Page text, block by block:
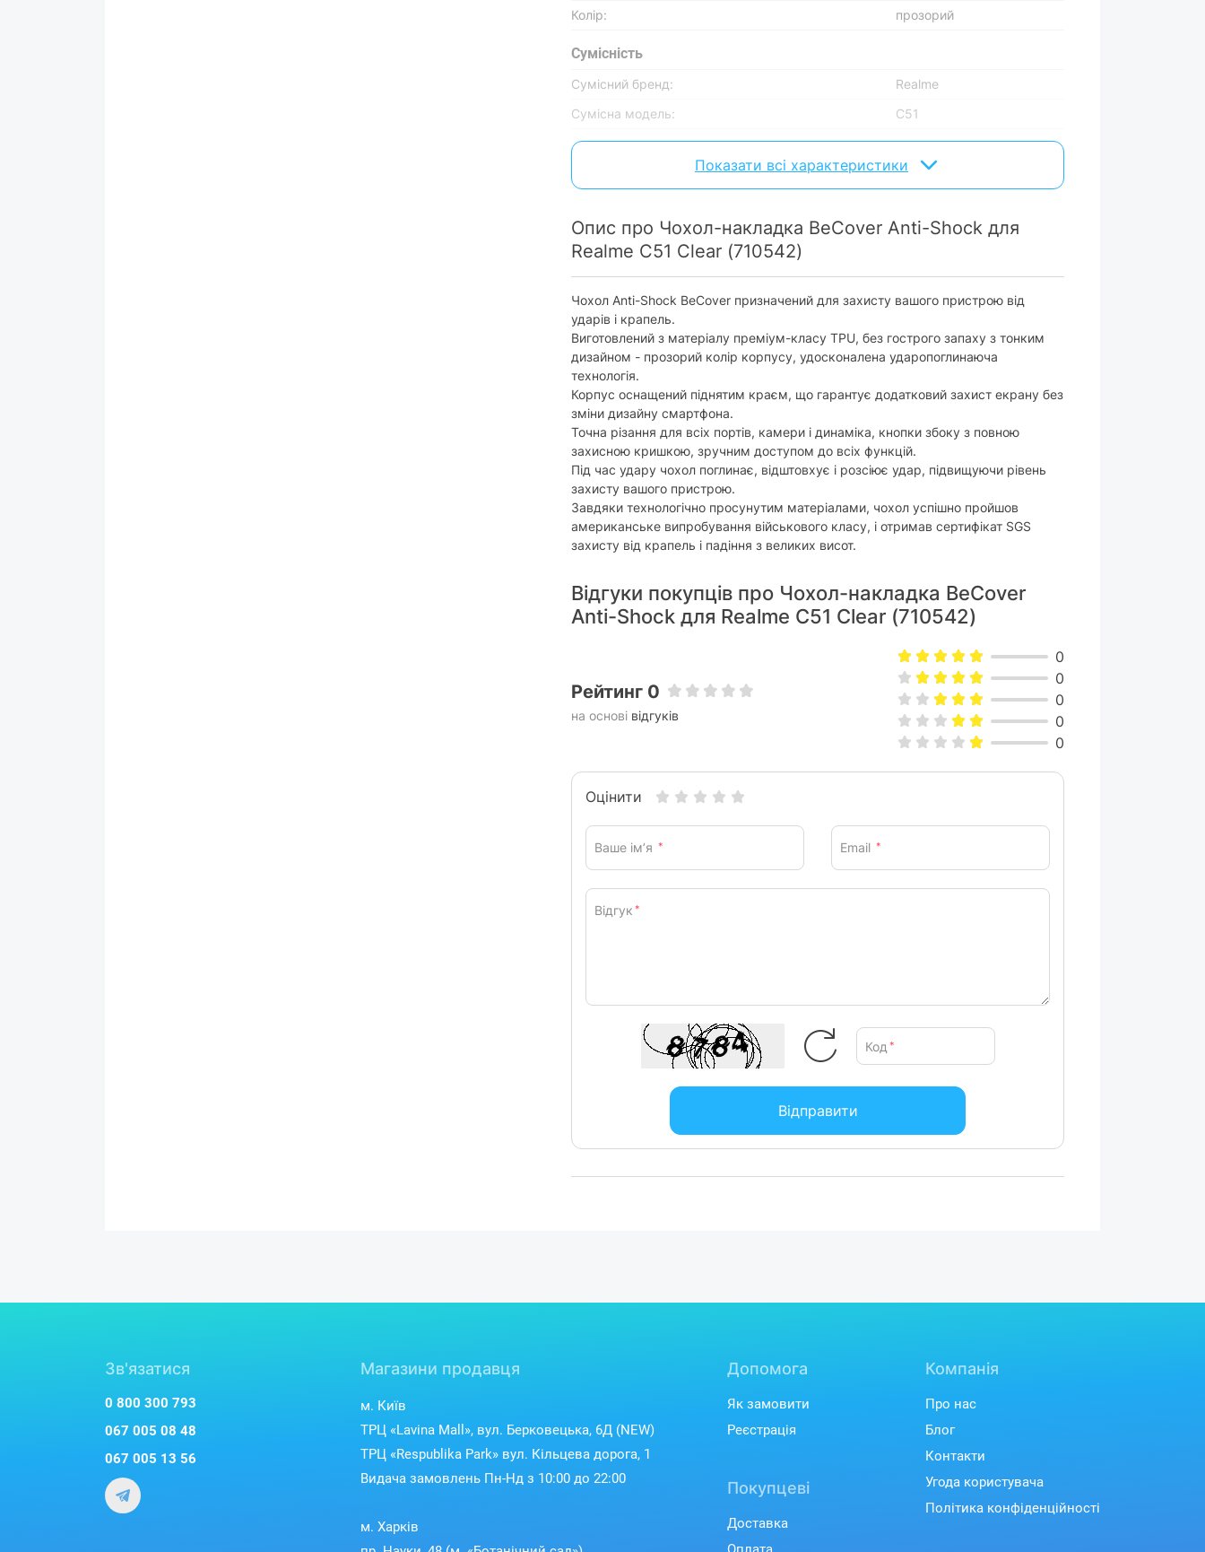
Колір:
прозорий
Сумісність
Сумісний бренд:
Realme
Сумісна модель:
C51
Характеристики та комплектація товару можуть змінюватися виробником без
Показати всі характеристики
Опис про Чохол-накладка BeCover Anti-Shock для
Realme C51 Clear (710542)
Чохол Anti-Shock BeCover призначений для захисту вашого пристрою від
ударів і крапель.
Виготовлений з матеріалу преміум-класу TPU, без гострого запаху з тонким
дизайном - прозорий колір корпусу, удосконалена ударопоглинаюча
технологія.
Корпус оснащений піднятим краєм, що гарантує додатковий захист екрану без
зміни дизайну смартфона.
Точна різання для всіх портів, камери і динаміка, кнопки збоку з повною
захисною кришкою, зручним доступом до всіх функцій.
Під час удару чохол поглинає, відштовхує і розсіює удар, підвищуючи рівень
захисту вашого пристрою.
Завдяки технологічно просунутим матеріалами, чохол успішно пройшов
американське випробування військового класу, і отримав сертифікат SGS
захисту від крапель і падіння з великих висот.
Відгуки покупців про Чохол-накладка BeCover
Anti-Shock для Realme C51 Clear (710542)
Рейтинг 0
на основі відгуків
0
0
0
0
0
Оцінити
Ваше ім’я * Email *
Відгук *
Код *
Відправити
Зв'язатися
0 800 300 793
067 005 08 48
067 005 13 56
Магазини продавця
м. Київ
ТРЦ «Lavina Mall», вул. Берковецька, 6Д (NEW)
ТРЦ «Respublika Park» вул. Кільцева дорога, 1
Видача замовлень Пн-Нд з 10:00 до 22:00
м. Харків
Допомога
Як замовити
Реєстрація
Покупцеві
Доставка
Компанія
Про нас
Блог
Контакти
Угода користувача
Політика конфіденційності